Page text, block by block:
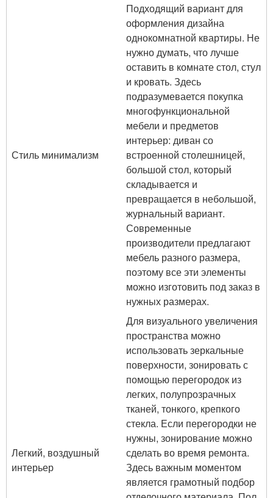
Стиль минимализм
Подходящий вариант для
оформления дизайна
однокомнатной квартиры. Не
нужно думать, что лучше
оставить в комнате стол, стул
и кровать. Здесь
подразумевается покупка
многофункциональной
мебели и предметов
интерьер: диван со
встроенной столешницей,
большой стол, который
складывается и
превращается в небольшой,
журнальный вариант.
Современные
производители предлагают
мебель разного размера,
поэтому все эти элементы
можно изготовить под заказ в
нужных размерах.
Легкий, воздушный
интерьер
Для визуального увеличения
пространства можно
использовать зеркальные
поверхности, зонировать с
помощью перегородок из
легких, полупрозрачных
тканей, тонкого, крепкого
стекла. Если перегородки не
нужны, зонирование можно
сделать во время ремонта.
Здесь важным моментом
является грамотный подбор